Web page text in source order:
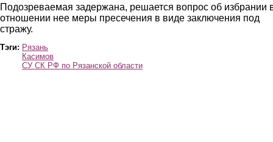
Подозреваемая задержана, решается вопрос об избрании
отношении нее меры пресечения в виде заключения под
стражу.
Тэги: Рязань
Касимов
СУ СК РФ по Рязанской области